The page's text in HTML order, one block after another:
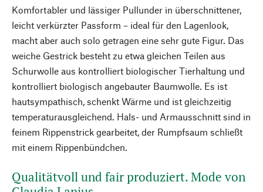
Komfortabler und lässiger Pullunder in überschnittener,
leicht verkürzter Passform – ideal für den Lagenlook,
macht aber auch solo getragen eine sehr gute Figur. Das
weiche Gestrick besteht zu etwa gleichen Teilen aus
Schurwolle aus kontrolliert biologischer Tierhaltung und
kontrolliert biologisch angebauter Baumwolle. Es ist
hautsympathisch, schenkt Wärme und ist gleichzeitig
temperaturausgleichend. Hals- und Armausschnitt sind in
feinem Rippenstrick gearbeitet, der Rumpfsaum schließt
mit einem Rippenbündchen.
Qualitätvoll und fair produziert. Mode von